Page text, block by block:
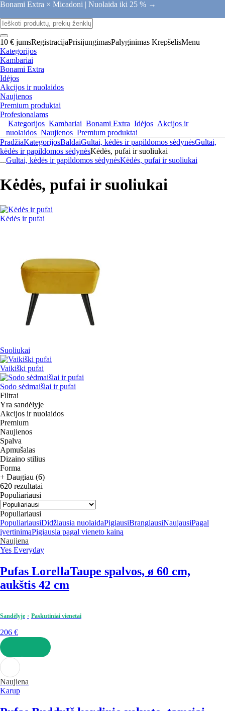
Bonami Extra × Micadoni | Nuolaida iki 25 % →
10 € jumsRegistracijaPrisijungimasPalyginimas KrepšelisMenu
Kategorijos
Kambariai
Bonami Extra
Idėjos
Akcijos ir nuolaidos
Naujienos
Premium produktai
Profesionalams
Kategorijos Kambariai Bonami Extra Idėjos Akcijos ir
nuolaidos Naujienos Premium produktai
PradžiaKategorijosBaldaiGultai, kėdės ir papildomos sėdynėsGultai,
kėdės ir papildomos sėdynėsKėdės, pufai ir suoliukai
...Gultai, kėdės ir papildomos sėdynėsKėdės, pufai ir suoliukai
Kėdės, pufai ir suoliukai
Kėdės ir pufai
Suoliukai
Vaikiški pufai
Sodo sėdmaišiai ir pufai
Filtrai
Yra sandėlyje
Akcijos ir nuolaidos
Premium
Naujienos
Spalva
Apmušalas
Dizaino stilius
Forma
+ Daugiau (6)
620 rezultatai
Populiariausi
Populiariausi
PopuliariausiDidžiausia nuolaidaPigiausiBrangiausiNaujausiPagal
įvertinimąPigiausia pagal vieneto kainą
Naujiena
Yes Everyday
Pufas LorellaTaupe spalvos, ø 60 cm,
aukštis 42 cm
Sandėlyje Paskutiniai vienetai
206 €
Į KREPŠELĮ
Naujiena
Karup